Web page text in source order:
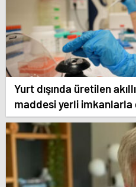
Yurt dışında üretilen
maddesi yerli imkanlarla
Haberleri